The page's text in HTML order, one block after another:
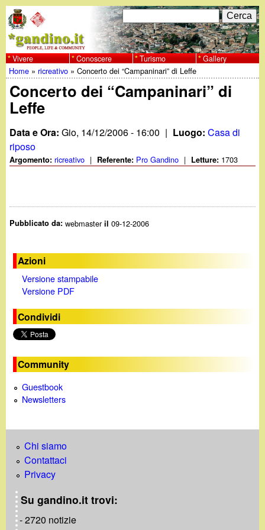
al
contenuto
principale
w
w
w
.
a
d
n
o
t
F
o
r
m
r
c
r
C
e
r
c
a
Vivere Conoscere Turismo Gallery
Tu
sei
qui
Home »ricreativo »Concerto dei “Campaninari” di Leffe
Concerto dei “Campaninari” di
Leffe
Data e Ora:Gio, 14/12/2006 - 16:00 | Luogo:Casa di
riposo
Argomento:ricreativo | Referente: Pro Gandino | Letture: 1703
Pubblicato da:webmasteril 09-12-2006
Azioni
Versione stampabile
Versione PDF
Condividi
Community
Guestbook
Newsletters
Chi siamo
Contattaci
Privacy
Su gandino.it trovi:
- 2720 notizie